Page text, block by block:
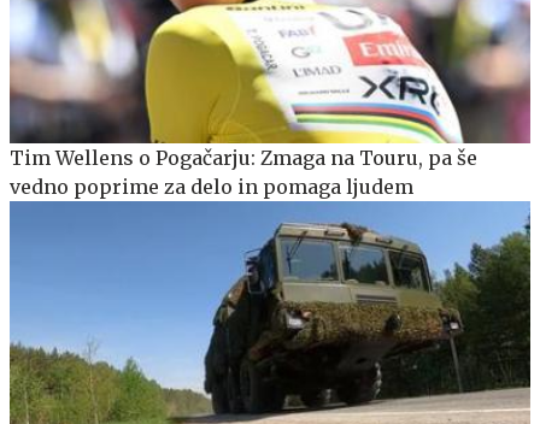
Tim Wellens o Pogačarju: Zmaga na Touru, pa še
vedno poprime za delo in pomaga ljudem